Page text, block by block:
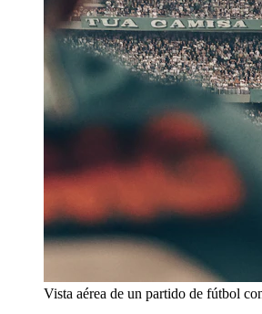
Vista aérea de un partido de fútbol